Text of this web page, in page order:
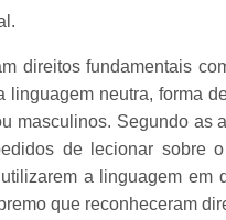
direitos fundamentais
linguagem neutra, forma
masculinos. Segundo as
de lecionar sobre
a linguagem em
que reconheceram